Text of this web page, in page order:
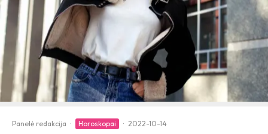
Panelė redakcija · Horoskopai · 2022-10-14